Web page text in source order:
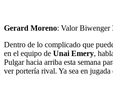
Gerard Moreno: Valor Biwenger
Dentro de lo complicado que
en el equipo de Unai Emery,
Pulgar hacia arriba esta semana
ver portería rival. Ya sea en